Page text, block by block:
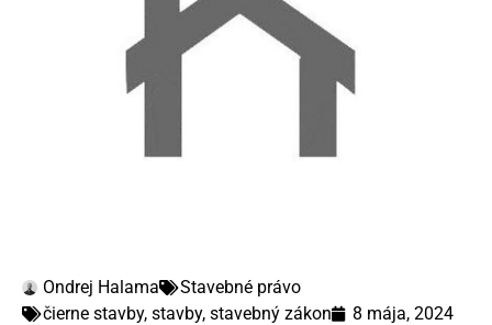
Ondrej Halama
Stavebné právo
čierne stavby, stavby, stavebný zákon
8 mája, 2024